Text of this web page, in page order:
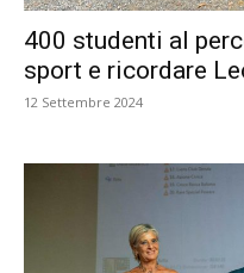
400 studenti al
sport e ricordare
12 Settembre 2024